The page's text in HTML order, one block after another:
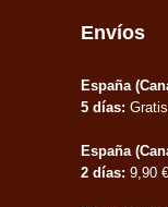
Envíos
España
5 días: Gratis
España
2 días: 9,90 €